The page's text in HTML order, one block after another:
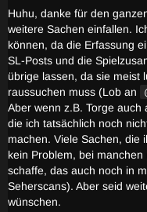
Huhu, danke für den
weitere Sachen einfallen.
können, da die Erfassung
SL-Posts und die
übrige lassen, da sie meist
raussuchen muss (Lob an
Aber wenn z.B. Torge
die ich tatsächlich noch
machen. Viele Sachen, die
kein Problem, bei
schaffe, das auch noch in
Seherscans). Aber seid
wünschen.